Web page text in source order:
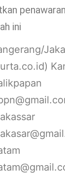
ini